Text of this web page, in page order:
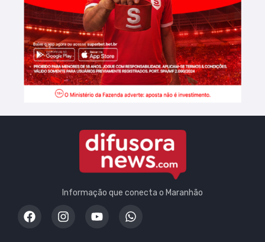
Informação que conecta o Maranhão